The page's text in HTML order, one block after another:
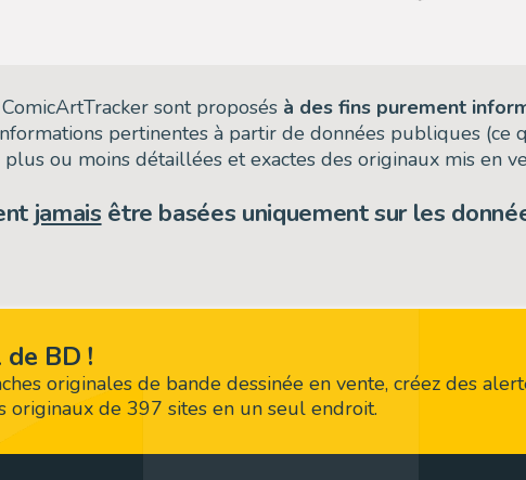
sont proposés à des fins purement
pertinentes à partir de données publiques (ce
ou moins détaillées et exactes des originaux mis en
jamais être basées uniquement sur les
BD !
originales de bande dessinée en vente, créez des
originaux de 397 sites en un seul endroit.